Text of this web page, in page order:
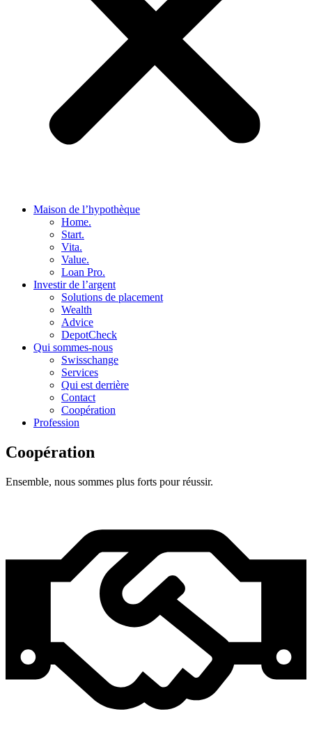
Maison de l’hypothèque
Home.
Start.
Vita.
Value.
Loan Pro.
Investir de l’argent
Solutions de placement
Wealth
Advice
DepotCheck
Qui sommes-nous
Swisschange
Services
Qui est derrière
Contact
Coopération
Profession
Coopération
Ensemble, nous sommes plus forts pour réussir.